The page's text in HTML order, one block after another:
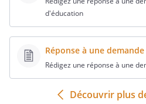
d'éducation
Réponse à une
Rédigez une réponse à une
Découvrir plus